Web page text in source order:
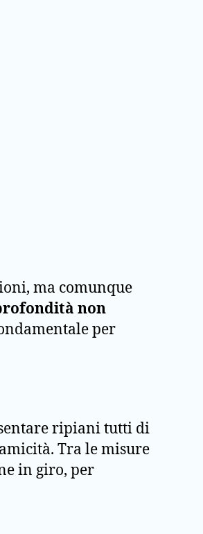
ma comunque
non
per
ripiani tutti di
Tra le misure
in giro, per